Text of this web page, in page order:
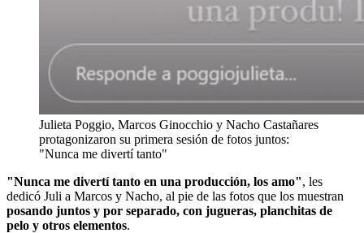
Julieta Poggio, Marcos Ginocchio y Nacho Castañares
protagonizaron su primera sesión de fotos juntos:
"Nunca me divertí tanto"
"Nunca me divertí tanto en una producción, los amo", les
dedicó Juli a Marcos y Nacho, al pie de las fotos que los muestran
posando juntos y por separado, con jugueras, planchitas de
pelo y otros elementos.